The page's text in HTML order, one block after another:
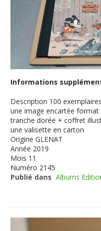
Informations
Description 100
une image encartée
tranche dorée + coffret
une valisette en carton
Origine GLENAT
Année 2019
Mois 11
Numéro 2145
Publié dans Albums